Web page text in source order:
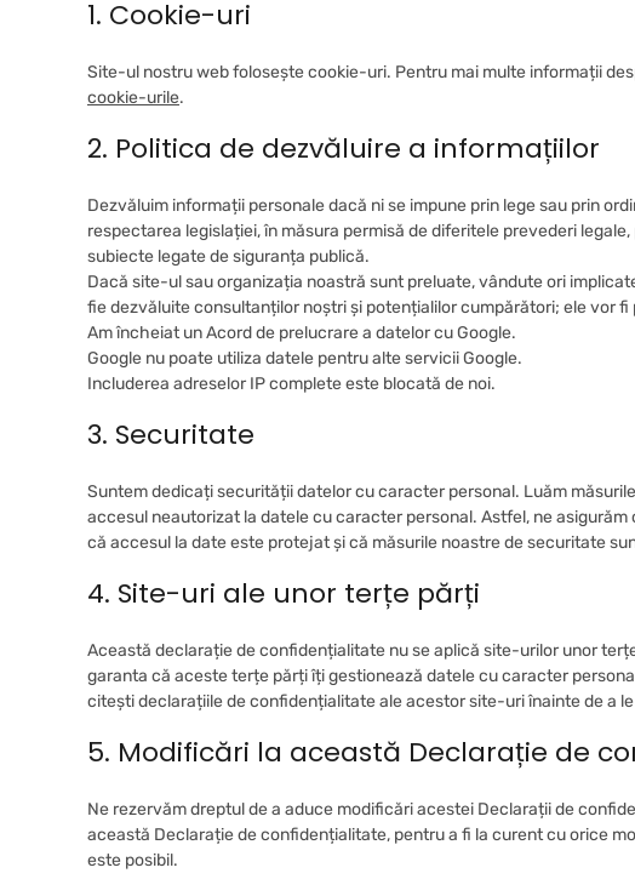
1. Cookie-uri
Site-ul nostru web folosește cookie-uri. Pentru mai multe informații
cookie-urile.
2. Politica de dezvăluire a informațiilor
Dezvăluim informații personale dacă ni se impune prin lege sau prin
respectarea legislației, în măsura permisă de diferitele prevederi
subiecte legate de siguranța publică.
Dacă site-ul sau organizația noastră sunt preluate, vândute ori
fie dezvăluite consultanților noștri și potențialilor cumpărători; ele vor
Am încheiat un Acord de prelucrare a datelor cu Google.
Google nu poate utiliza datele pentru alte servicii Google.
Includerea adreselor IP complete este blocată de noi.
3. Securitate
Suntem dedicați securității datelor cu caracter personal. Luăm
accesul neautorizat la datele cu caracter personal. Astfel, ne
că accesul la date este protejat și că măsurile noastre de securitate
4. Site-uri ale unor terțe părți
Această declarație de confidențialitate nu se aplică site-urilor unor
garanta că aceste terțe părți îți gestionează datele cu caracter
citești declarațiile de confidențialitate ale acestor site-uri înainte de a
5. Modificări la această Declarație de
Ne rezervăm dreptul de a aduce modificări acestei Declarații de
această Declarație de confidențialitate, pentru a fi la curent cu orice
este posibil.